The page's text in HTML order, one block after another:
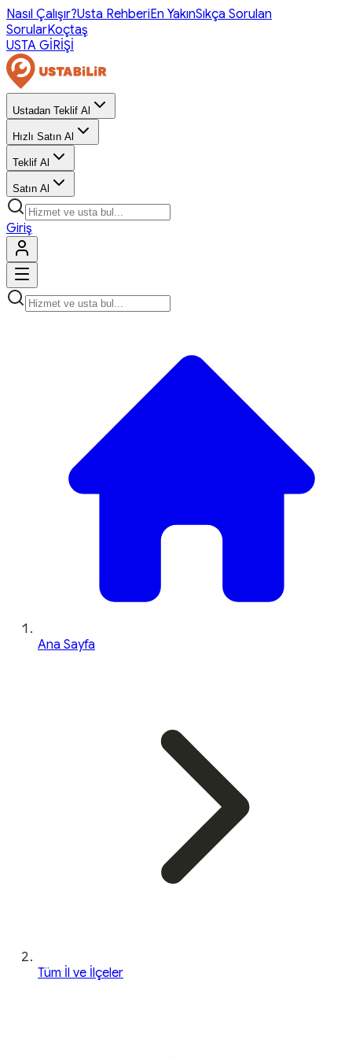
Nasıl Çalışır?Usta RehberiEn YakınSıkça Sorulan
SorularKoçtaş
USTA GİRİŞİ
Ustadan Teklif Al
Hızlı Satın Al
Teklif Al
Satın Al
Giriş
Ana Sayfa
Tüm İl ve İlçeler